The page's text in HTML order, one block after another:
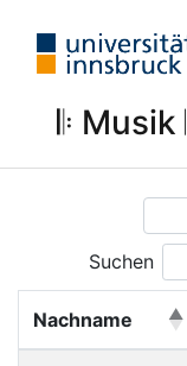
𝄆 Musik 𝄀
Suchen
Nachname